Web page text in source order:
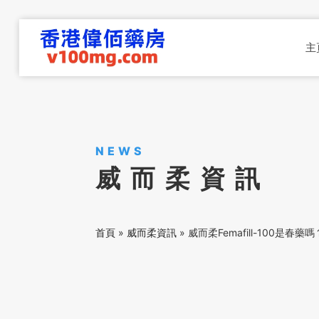
主
NEWS
威而柔資訊
首頁 » 威而柔資訊 » 威而柔Femafill-100是春藥嗎